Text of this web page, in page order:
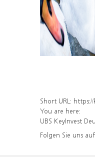
Short URL: https://
You are here:
UBS KeyInvest
Folgen Sie uns auf